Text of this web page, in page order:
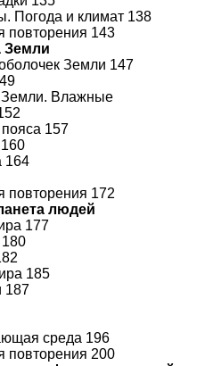
Погода и климат 138
повторения 143
Земли
Земли 147
Влажные
157
164
повторения 172
людей
177
185
187
среда 196
повторения 200